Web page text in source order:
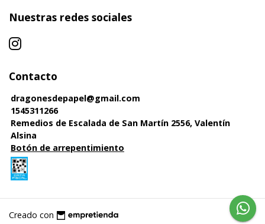
Nuestras redes sociales
Contacto
dragonesdepapel@gmail.com
1545311266
Remedios de Escalada de San Martín 2556, Valentín
Alsina
Botón de arrepentimiento
Creado con